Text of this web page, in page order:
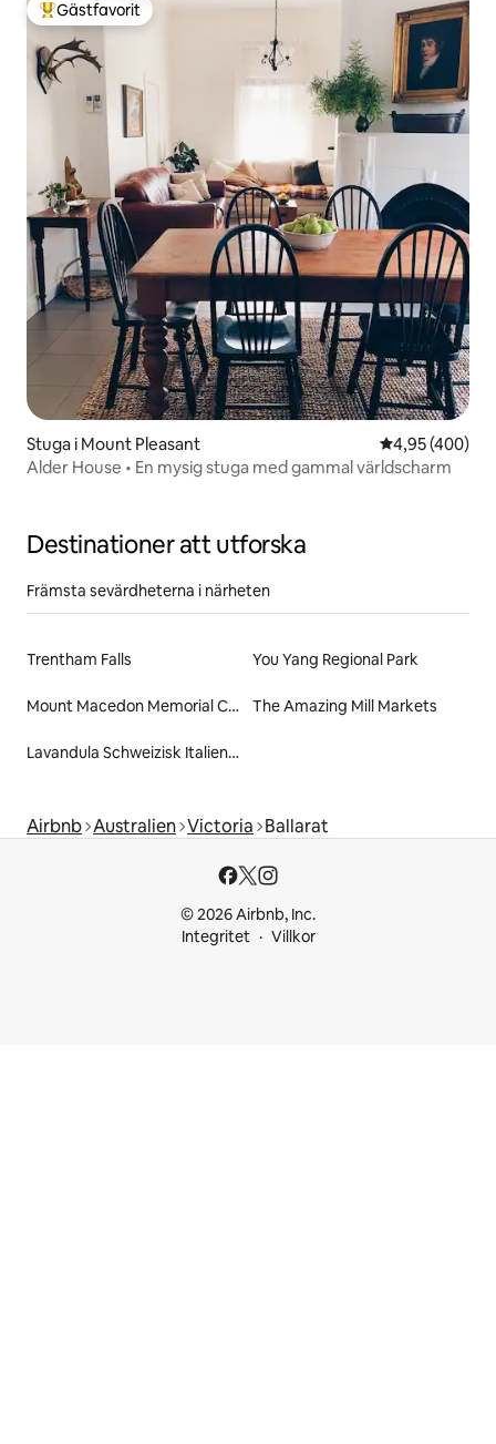
Populär gästfavorit
Gästfavorit
Stuga i Mount Pleasant 4,95 av 5 i
4,95 (400)
Alder House • En mysig stuga med gammal världscharm
Destinationer att utforska
Främsta sevärdheterna i närheten
Trentham Falls You Yang Regional Park
Mount Macedon Memorial Cross The Amazing Mill Markets
Lavandula Schweizisk Italiensk Gård
Airbnb Australien Victoria Ballarat
© 2026 Airbnb, Inc.
Integritet
Villkor